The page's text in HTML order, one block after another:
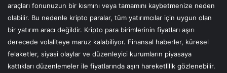
araçları fonunuzun bir kısmını veya tamamını kaybetmenize neden
olabilir. Bu nedenle kripto paralar, tüm yatırımcılar için uygun olan
bir yatırım aracı değildir. Kripto para birimlerinin fiyatları aşırı
derecede volaliteye maruz kalabiliyor. Finansal haberler, küresel
felaketler, siyasi olaylar ve düzenleyici kurumların piyasaya
kattıkları düzenlemeler ile fiyatlarında aşırı hareketlilik gözlenebilir.